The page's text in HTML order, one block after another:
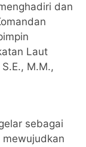
dan
Laut
M.M.,
sebagai